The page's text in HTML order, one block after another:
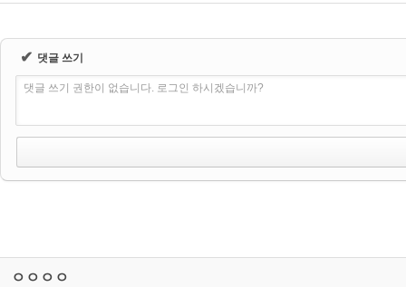
✔ 댓글 쓰기
댓글 쓰기 권한이 없습니다. 로그인 하시겠습니까?
ㅇㅇㅇㅇ